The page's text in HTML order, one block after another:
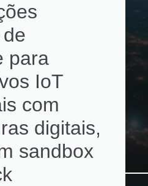
para
IoT
com
digitais,
sandbox